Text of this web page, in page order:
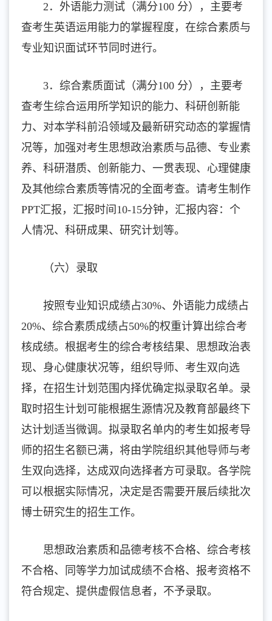
2．外语能力测试（满分100 分），主要考
查考生英语运用能力的掌握程度，在综合素质与
专业知识面试环节同时进行。
3．综合素质面试（满分100 分），主要考
查考生综合运用所学知识的能力、科研创新能
力、对本学科前沿领域及最新研究动态的掌握情
况等，加强对考生思想政治素质与品德、专业素
养、科研潜质、创新能力、一贯表现、心理健康
及其他综合素质等情况的全面考查。请考生制作
PPT汇报，汇报时间10-15分钟，汇报内容：个
人情况、科研成果、研究计划等。
（六）录取
按照专业知识成绩占30%、外语能力成绩占
20%、综合素质成绩占50%的权重计算出综合考
核成绩。根据考生的综合考核结果、思想政治表
现、身心健康状况等，组织导师、考生双向选
择，在招生计划范围内择优确定拟录取名单。录
取时招生计划可能根据生源情况及教育部最终下
达计划适当微调。拟录取名单内的考生如报考导
师的招生名额已满，将由学院组织其他导师与考
生双向选择，达成双向选择者方可录取。各学院
可以根据实际情况，决定是否需要开展后续批次
博士研究生的招生工作。
思想政治素质和品德考核不合格、综合考核
不合格、同等学力加试成绩不合格、报考资格不
符合规定、提供虚假信息者，不予录取。